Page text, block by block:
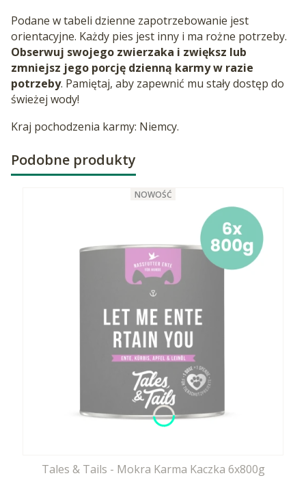
Podane w tabeli dzienne zapotrzebowanie jest
orientacyjne. Każdy pies jest inny i ma rożne potrzeby.
Obserwuj swojego zwierzaka i zwiększ lub
zmniejsz jego porcję dzienną karmy w razie
potrzeby. Pamiętaj, aby zapewnić mu stały dostęp do
świeżej wody!
Kraj pochodzenia karmy: Niemcy.
Podobne produkty
NOWOŚĆ
Tales & Tails - Mokra Karma Kaczka 6x800g